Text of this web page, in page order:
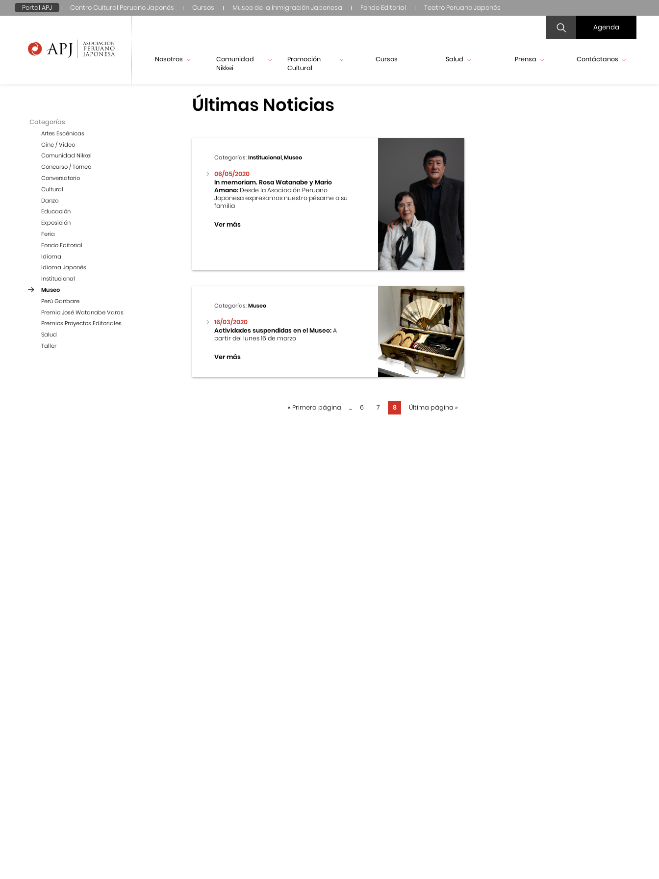
Portal APJ Centro Cultural Peruano Japonés Cursos Museo de la Inmigración Japonesa Fondo Editorial Teatro Peruano Japonés
Agenda
Nosotros
Comunidad
Nikkei
Promoción
Cultural
Cursos Salud Prensa Contáctanos
Categorías
Artes Escénicas
Cine / Video
Comunidad Nikkei
Concurso / Torneo
Conversatorio
Cultural
Danza
Educación
Exposición
Feria
Fondo Editorial
Idioma
Idioma Japonés
Institucional
Museo
Perú Ganbare
Premio José Watanabe Varas
Premios Proyectos Editoriales
Salud
Taller
Últimas Noticias
Categorías:Institucional, Museo
06/05/2020
In memoriam. Rosa Watanabe y Mario
Amano: Desde la Asociación Peruano
Japonesa expresamos nuestro pésame a su
familia
Ver más
Categorías:Museo
16/03/2020
Actividades suspendidas en el Museo:A
partir del lunes 16 de marzo
Ver más
« Primera página ... 6 7 8 Última página »